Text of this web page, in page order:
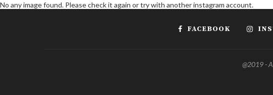
No any image found. Please check it again or try with another instagram account.
FACEBOOK
@2019 -